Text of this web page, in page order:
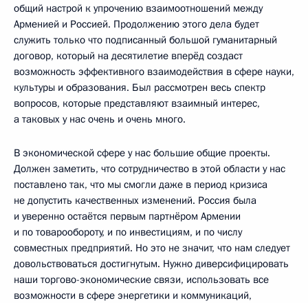
общий настрой к упрочению взаимоотношений между
Арменией и Россией. Продолжению этого дела будет
служить только что подписанный большой гуманитарный
договор, который на десятилетие вперёд создаст
возможность эффективного взаимодействия в сфере науки,
культуры и образования. Был рассмотрен весь спектр
вопросов, которые представляют взаимный интерес,
а таковых у нас очень и очень много.
В экономической сфере у нас большие общие проекты.
Должен заметить, что сотрудничество в этой области у нас
поставлено так, что мы смогли даже в период кризиса
не допустить качественных изменений. Россия была
и уверенно остаётся первым партнёром Армении
и по товарообороту, и по инвестициям, и по числу
совместных предприятий. Но это не значит, что нам следует
довольствоваться достигнутым. Нужно диверсифицировать
наши торгово-экономические связи, использовать все
возможности в сфере энергетики и коммуникаций,